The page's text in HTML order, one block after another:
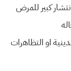
كبير للمرض
او التظاهرات